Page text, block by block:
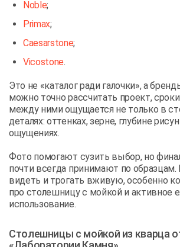
Noble;
Primax;
Caesarstone;
Vicostone.
Это не «каталог ради галочки», а
можно точно рассчитать проект,
между ними ощущается не только в
деталях: оттенках, зерне, глубине
ощущениях.
Фото помогают сузить выбор, но
почти всегда принимают по
видеть и трогать вживую, особенно
про столешницу с мойкой и активное
использование.
Столешницы с мойкой из кварца